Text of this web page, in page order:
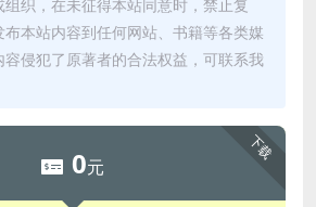
织，在未征得本站同意时，禁止复
本站内容到任何网站、书籍等各类媒
侵犯了原著者的合法权益，可联系我
下载
0元